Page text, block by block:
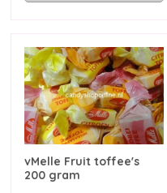
vMelle Fruit toffee's
200 gram